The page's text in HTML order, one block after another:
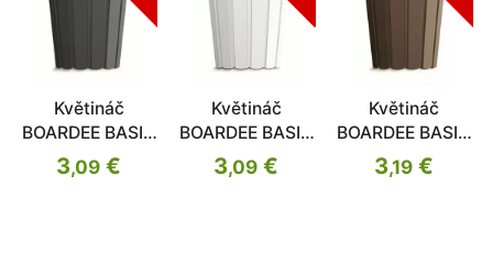
Květináč
BOARDEE BASIC
antracit 28,5cm
3,09 €
Květináč
BOARDEE BASIC
bílý 28,5cm
3,09 €
Květináč
BOARDEE BASIC
hnědý 28,5cm
3,19 €